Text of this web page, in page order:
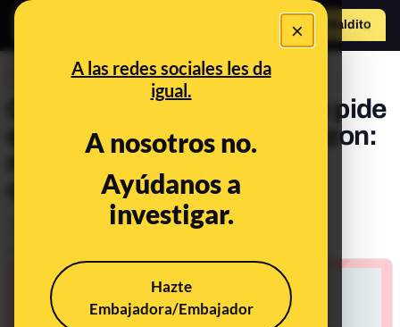
×
A las redes sociales les da
igual.
A nosotros no.
Ayúdanos a
investigar.
Hazte
Embajadora/Embajador
Hazte Maldito
Cuidado con este SMS que pide
que inviertas 200€ en Amazon:
no es un mensaje de la
compañía